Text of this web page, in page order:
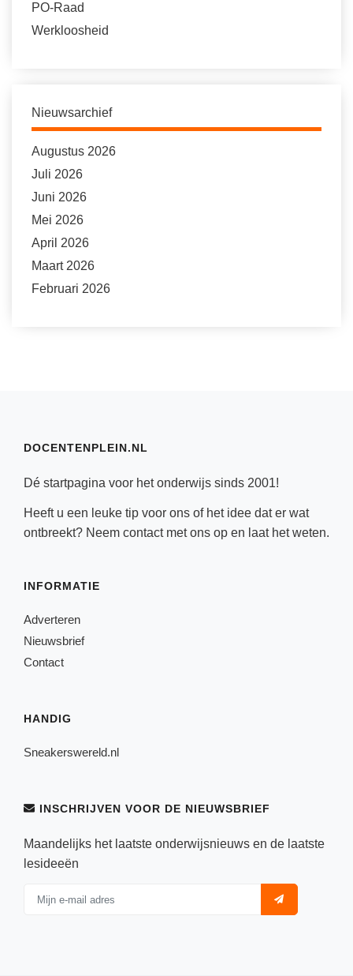
PO-Raad
Werkloosheid
Nieuwsarchief
Augustus 2026
Juli 2026
Juni 2026
Mei 2026
April 2026
Maart 2026
Februari 2026
DOCENTENPLEIN.NL
Dé startpagina voor het onderwijs sinds 2001!
Heeft u een leuke tip voor ons of het idee dat er wat
ontbreekt? Neem contactmet ons op en laat het weten.
INFORMATIE
Adverteren
Nieuwsbrief
Contact
HANDIG
Sneakerswereld.nl
INSCHRIJVEN VOOR DE NIEUWSBRIEF
Maandelijks het laatste onderwijsnieuws en de laatste
lesideeën